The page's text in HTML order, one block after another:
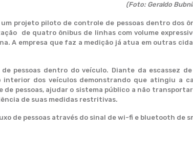
(Foto: Geraldo
projeto piloto de controle de pessoas dentro dos
de quatro ônibus de linhas com volume
A empresa que faz a medição já atua em outras
pessoas dentro do veículo. Diante da escassez
dos veículos demonstrando que atingiu a
pessoas, ajudar o sistema público a não
de suas medidas restritivas.
de pessoas através do sinal de wi-fi e bluetooth de